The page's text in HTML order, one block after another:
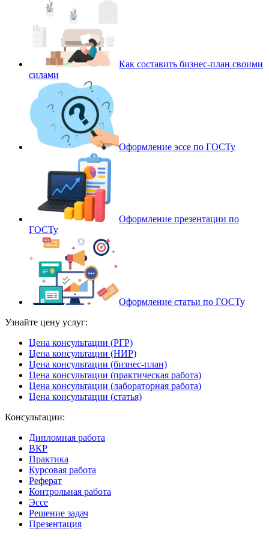
Как составить бизнес-план своими
силами
Оформление эссе по ГОСТу
Оформление презентации по
ГОСТу
Оформление статьи по ГОСТу
Узнайте цену услуг:
Цена консультации (РГР)
Цена консультации (НИР)
Цена консультации (бизнес-план)
Цена консультации (практическая работа)
Цена консультации (лабораторная работа)
Цена консультации (статья)
Консультации:
Дипломная работа
ВКР
Практика
Курсовая работа
Реферат
Контрольная работа
Эссе
Решение задач
Презентация